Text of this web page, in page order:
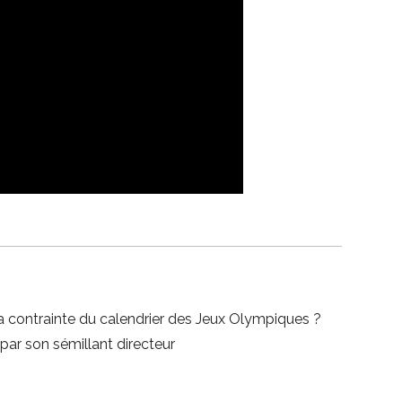
du calendrier des Jeux Olympiques ?
son sémillant directeur